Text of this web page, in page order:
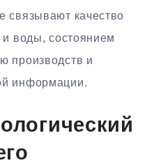
связывают качество
и воды, состоянием
производств и
информации.